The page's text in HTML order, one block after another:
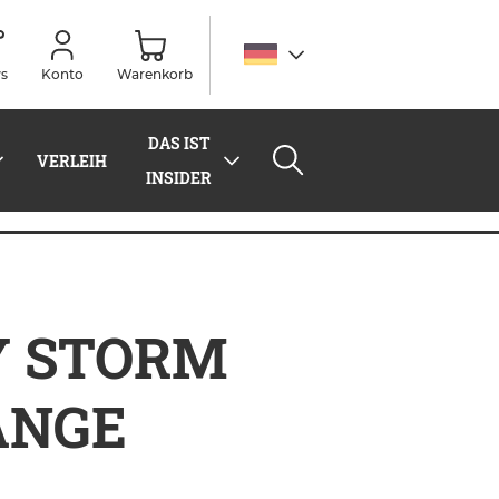
Konto Warenkorb
VERLEIH
DAS IST
INSIDER
STORM